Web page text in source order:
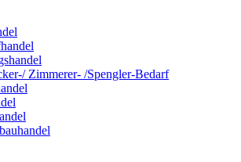
Zimmerer- /Spengler-Bedarf